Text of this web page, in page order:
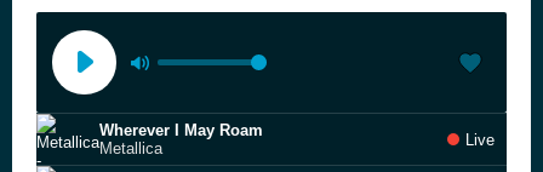
Wherever I May Roam
Metallica
Live